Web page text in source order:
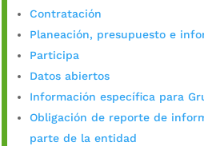
Contratación
Planeación, presupuesto e
Participa
Datos abiertos
Información específica para
Obligación de reporte de
parte de la entidad